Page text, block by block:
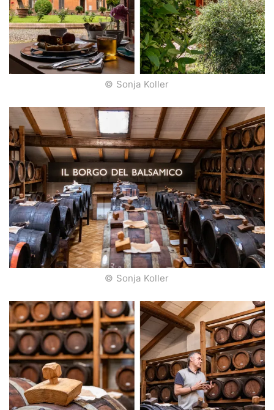
© Sonja Koller
© Sonja Koller